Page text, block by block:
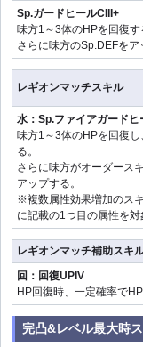
Sp.ガードヒールCIII+
味方1～3体のHPを回復す
さらに味方のSp.DEFをア
レギオンマッチスキル
水：Sp.ファイアガードヒ
味方1～3体のHPを回復
る。
さらに味方がオーダース
アップする。
※複数属性効果増加のス
に記載の1つ目の属性を対
レギオンマッチ補助スキ
回：回復UPIV
HP回復時、一定確率で
完凸&レベル最大時